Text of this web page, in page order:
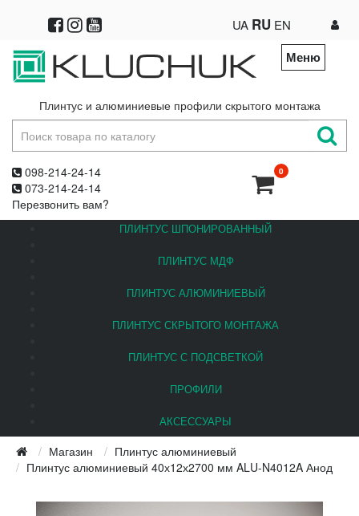
UA RU EN
Меню
Плинтус и алюминиевые профили скрытого монтажа
098-214-24-14
073-214-24-14
Перезвонить вам?
0
ПЛИНТУС ШПОНИРОВАННЫЙ
ПЛИНТУС МДФ
ПЛИНТУС АЛЮМИНИЕВЫЙ
ПЛИНТУС СКРЫТОГО МОНТАЖА
ПЛИНТУС С ПОДСВЕТКОЙ
ПРОФИЛИ
АКСЕССУАРЫ
Магазин
Плинтус алюминиевый
Плинтус алюминиевый 40х12х2700 мм ALU-N4012A Анод